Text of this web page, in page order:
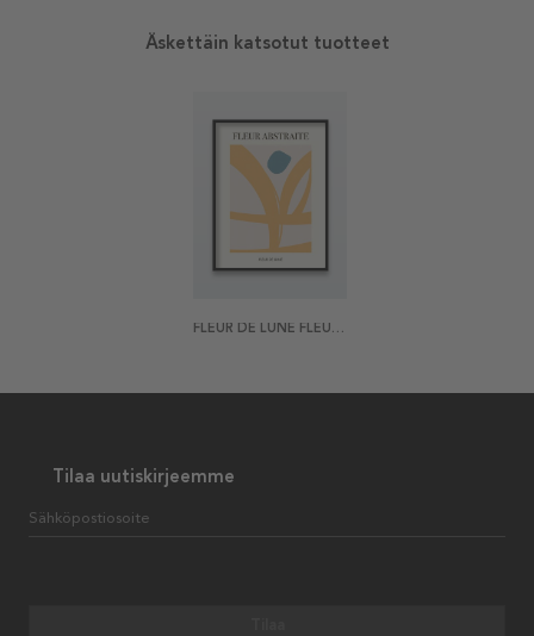
Äskettäin katsotut tuotteet
FLEUR DE LUNE FLEUR ABSTRAITE JULISTE
Tilaa uutiskirjeemme
Sähköpostiosoite